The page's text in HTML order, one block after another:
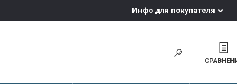
Инфо для покупателя